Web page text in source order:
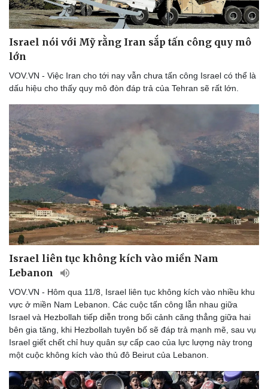
Israel nói với Mỹ rằng Iran sắp tấn công quy mô
lớn
VOV.VN - Việc Iran cho tới nay vẫn chưa tấn công Israel có thể là
dấu hiệu cho thấy quy mô đòn đáp trả của Tehran sẽ rất lớn.
Israel liên tục không kích vào miền Nam
Lebanon
VOV.VN - Hôm qua 11/8, Israel liên tục không kích vào nhiều khu
vực ở miền Nam Lebanon. Các cuộc tấn công lẫn nhau giữa
Israel và Hezbollah tiếp diễn trong bối cảnh căng thẳng giữa hai
bên gia tăng, khi Hezbollah tuyên bố sẽ đáp trả mạnh mẽ, sau vụ
Israel giết chết chỉ huy quân sự cấp cao của lực lượng này trong
một cuộc không kích vào thủ đô Beirut của Lebanon.